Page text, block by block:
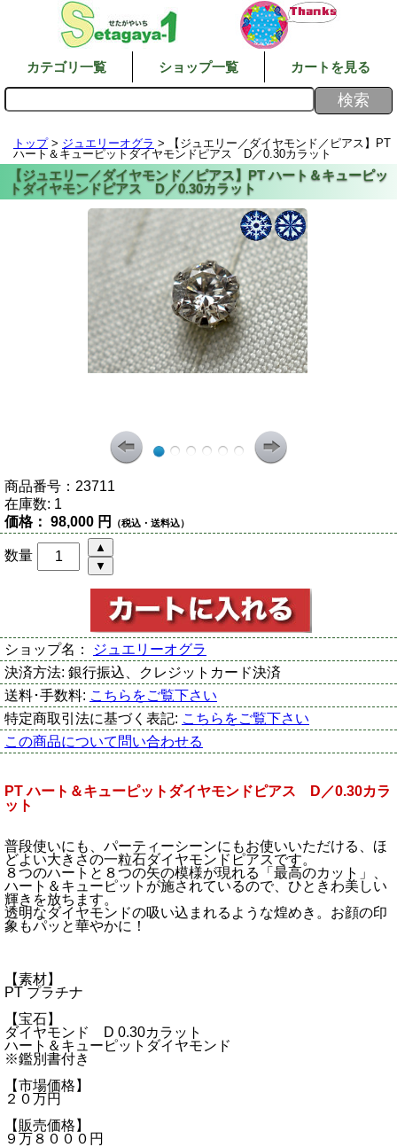
カテゴリ一覧 ショップ一覧 カートを見る
トップ> ジュエリーオグラ > 【ジュエリー／ダイヤモンド／ピアス】PT
ハート＆キューピットダイヤモンドピアス D／0.30カラット
商品番号： 23711
在庫数: 1
価格： 98,000 円 （税込・送料込）
数量
ショップ名：
ジュエリーオグラ
決済方法: 銀行振込、クレジットカード決済
送料･手数料: こちらをご覧下さい
特定商取引法に基づく表記: こちらをご覧下さい
この商品について問い合わせる
PT ハート＆キューピットダイヤモンドピアス D／0.30カラ
ット
普段使いにも、パーティーシーンにもお使いいただける、ほ
どよい大きさの一粒石ダイヤモンドピアスです。
８つのハートと８つの矢の模様が現れる「最高のカット」、
ハート＆キューピットが施されているので、ひときわ美しい
輝きを放ちます。
透明なダイヤモンドの吸い込まれるような煌めき。お顔の印
象もパッと華やかに！
【素材】
PT プラチナ
【宝石】
ダイヤモンド D 0.30カラット
ハート＆キューピットダイヤモンド
※鑑別書付き
【市場価格】
２０万円
【販売価格】
９万８０００円